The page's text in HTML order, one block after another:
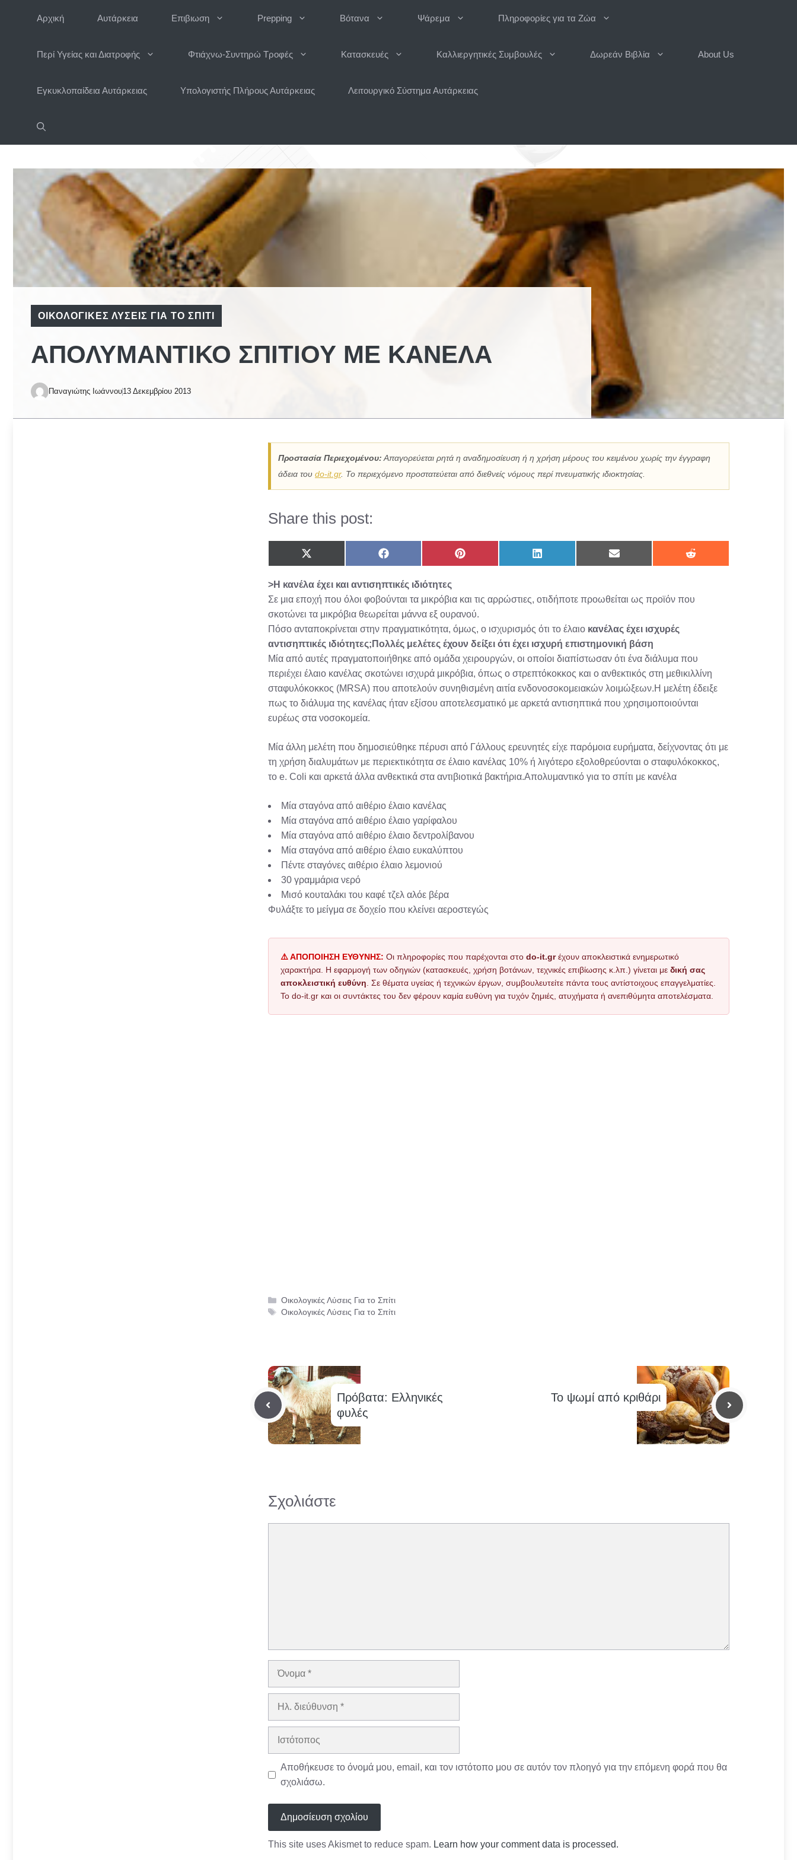
Αρχική Αυτάρκεια Επιβιωση Prepping Βότανα Ψάρεμα Πληροφορίες για τα Ζώα
Περί Υγείας και Διατροφής Φτιάχνω-Συντηρώ Τροφές Κατασκευές Καλλιεργητικές Συμβουλές Δωρεάν Βιβλία About Us
Εγκυκλοπαίδεια Αυτάρκειας Υπολογιστής Πλήρους Αυτάρκειας Λειτουργικό Σύστημα Αυτάρκειας
ΟΙΚΟΛΟΓΙΚΈΣ ΛΎΣΕΙΣ ΓΙΑ ΤΟ ΣΠΊΤΙ
ΑΠΟΛΥΜΑΝΤΙΚΌ ΣΠΙΤΙΟΎ ΜΕ ΚΑΝΈΛΑ
Παναγιώτης Ιωάννου13 Δεκεμβρίου 2013
Προστασία Περιεχομένου: Απαγορεύεται ρητά η αναδημοσίευση ή η χρήση μέρους του κειμένου χωρίς την έγγραφη
άδεια του do-it.gr. Το περιεχόμενο προστατεύεται από διεθνείς νόμους περί πνευματικής ιδιοκτησίας.
Share this post:
Share
on
(Twitter)
Share
on
Share
on
Share
on
Share
on
Share
on
>Η κανέλα έχει και αντισηπτικές ιδιότητες
Σε μια εποχή που όλοι φοβούνται τα μικρόβια και τις αρρώστιες, οτιδήποτε προωθείται ως προϊόν που
σκοτώνει τα μικρόβια θεωρείται μάννα εξ ουρανού.
Πόσο ανταποκρίνεται στην πραγματικότητα, όμως, ο ισχυρισμός ότι το έλαιο κανέλας έχει ισχυρές
αντισηπτικές ιδιότητες; Πολλές μελέτες έχουν δείξει ότι έχει ισχυρή επιστημονική βάση
Μία από αυτές πραγματοποιήθηκε από ομάδα χειρουργών, οι οποίοι διαπίστωσαν ότι ένα διάλυμα που
περιέχει έλαιο κανέλας σκοτώνει ισχυρά μικρόβια, όπως ο στρεπτόκοκκος και ο ανθεκτικός στη μεθικιλλίνη
σταφυλόκοκκος (ΜRSΑ) που αποτελούν συνηθισμένη αιτία ενδονοσοκομειακών λοιμώξεων.Η μελέτη έδειξε
πως το διάλυμα της κανέλας ήταν εξίσου αποτελεσματικό με αρκετά αντισηπτικά που χρησιμοποιούνται
ευρέως στα νοσοκομεία.
Μία άλλη μελέτη που δημοσιεύθηκε πέρυσι από Γάλλους ερευνητές είχε παρόμοια ευρήματα, δείχνοντας ότι με
τη χρήση διαλυμάτων με περιεκτικότητα σε έλαιο κανέλας 10% ή λιγότερο εξολοθρεύονται ο σταφυλόκοκκος,
το e. Coli και αρκετά άλλα ανθεκτικά στα αντιβιοτικά βακτήρια.Απολυμαντικό για το σπίτι με κανέλα
Μία σταγόνα από αιθέριο έλαιο κανέλας
Μία σταγόνα από αιθέριο έλαιο γαρίφαλου
Μία σταγόνα από αιθέριο έλαιο δεντρολίβανου
Μία σταγόνα από αιθέριο έλαιο ευκαλύπτου
Πέντε σταγόνες αιθέριο έλαιο λεμονιού
30 γραμμάρια νερό
Μισό κουταλάκι του καφέ τζελ αλόε βέρα
Φυλάξτε το μείγμα σε δοχείο που κλείνει αεροστεγώς
⚠️ ΑΠΟΠΟΙΗΣΗ ΕΥΘΥΝΗΣ: Οι πληροφορίες που παρέχονται στο do-it.grέχουν αποκλειστικά ενημερωτικό
χαρακτήρα. Η εφαρμογή των οδηγιών (κατασκευές, χρήση βοτάνων, τεχνικές επιβίωσης κ.λπ.) γίνεται με δική σας
αποκλειστική ευθύνη . Σε θέματα υγείας ή τεχνικών έργων, συμβουλευτείτε πάντα τους αντίστοιχους επαγγελματίες.
Το do-it.gr και οι συντάκτες του δεν φέρουν καμία ευθύνη για τυχόν ζημιές, ατυχήματα ή ανεπιθύμητα αποτελέσματα.
Κατηγορίες
Οικολογικές Λύσεις Για το Σπίτι
Ετικέτες
Οικολογικές Λύσεις Για το Σπίτι
Πρόβατα: Ελληνικές
φυλές
Το ψωμί από κριθάρι
Σχολιάστε
Όνομα
Ηλ.
Ιστότοπος
Αποθήκευσε το όνομά μου, email, και τον ιστότοπο μου σε αυτόν τον πλοηγό για την επόμενη φορά που θα
σχολιάσω.
This site uses Akismet to reduce spam. Learn how your comment data is processed.